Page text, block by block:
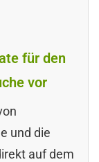
für den
vor
und die
auf dem